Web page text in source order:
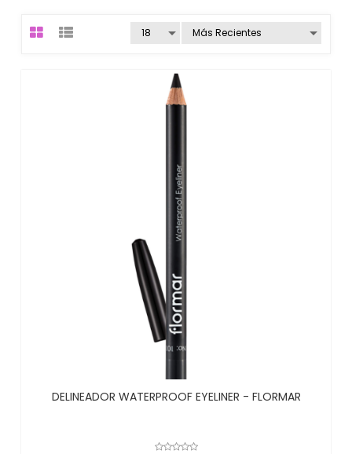
DELINEADOR WATERPROOF EYELINER - FLORMAR